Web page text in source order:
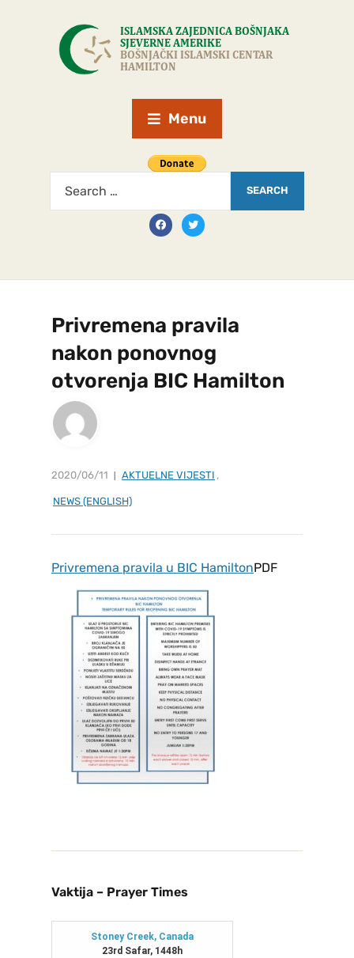
Menu
Privremena pravila
nakon ponovnog
otvorenja BIC Hamilton
2020/06/11 AKTUELNE VIJESTI ,
NEWS (ENGLISH)
Privremena pravila u BIC HamiltonPDF
Vaktija – Prayer Times